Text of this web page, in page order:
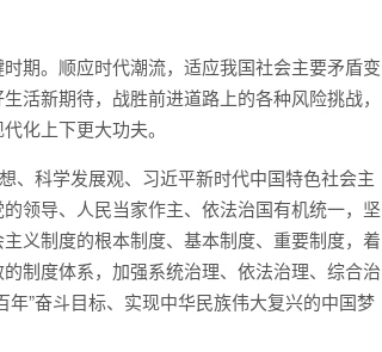
期。顺应时代潮流，适应我国社会主要矛盾变
活新期待，战胜前进道路上的各种风险挑战，
化上下更大功夫。
、科学发展观、习近平新时代中国特色社会主
的领导、人民当家作主、依法治国有机统一，坚
义制度的根本制度、基本制度、重要制度，着
制度体系，加强系统治理、依法治理、综合治
”奋斗目标、实现中华民族伟大复兴的中国梦